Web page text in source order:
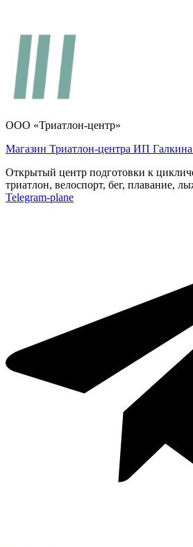
ООО «Триатлон-центр»
Магазин Триатлон-центра ИП
Открытый центр подготовки к
триатлон, велоспорт, бег, плавание,
Telegram-plane